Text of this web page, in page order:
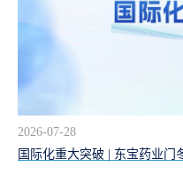
2026-07-28
国际化重大突破 | 东宝药业门